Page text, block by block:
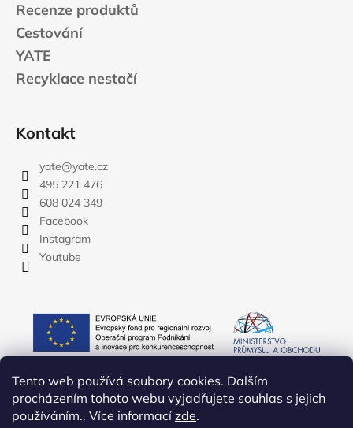
Tento web používá soubory cookies. Dalším
procházením tohoto webu vyjadřujete souhlas s jejich
používáním.. Více informacízde.
Recenze produktů
Cestování
YATE
Recyklace nestačí
Kontakt
yate@yate.cz
495 221 476
608 024 349
Facebook
Instagram
Youtube